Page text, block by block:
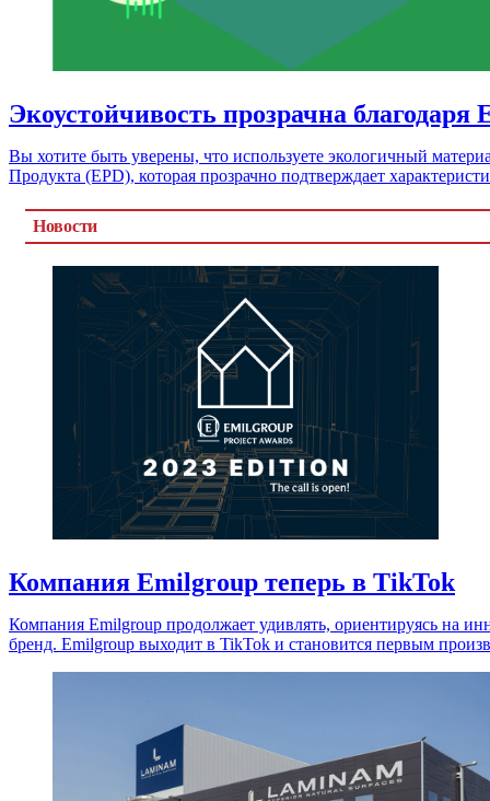
Экоустойчивость прозрачна благодаря
Вы хотите быть уверены, что используете экологичный
Продукта (EPD), которая прозрачно подтверждает
Новости
Компания Emilgroup теперь в TikTok
Компания Emilgroup продолжает удивлять, ориентируясь на
бренд. Emilgroup выходит в TikTok и становится первым